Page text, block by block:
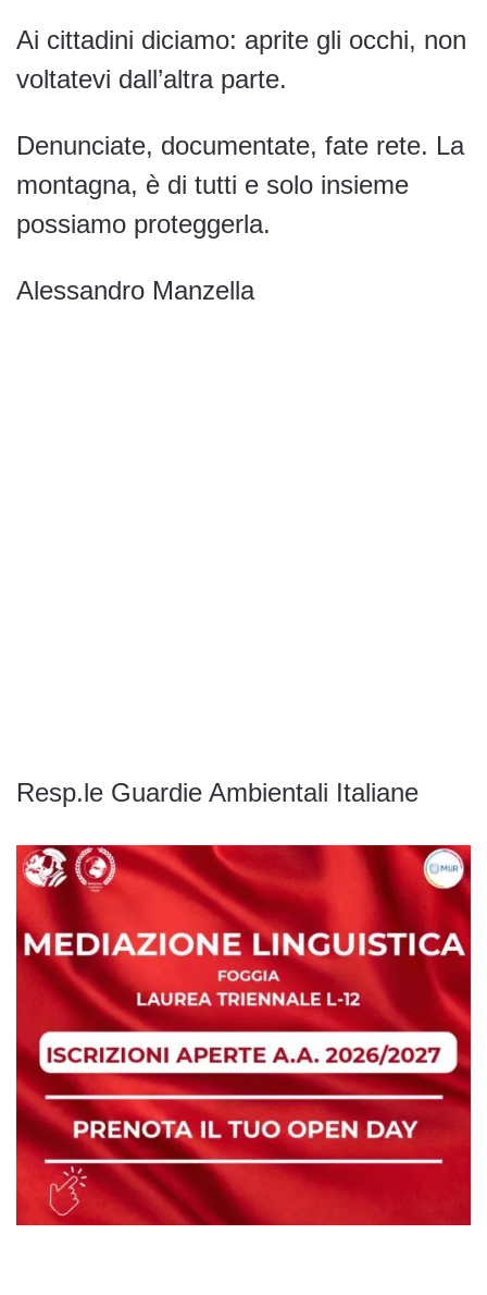
Ai cittadini diciamo: aprite gli occhi, non
voltatevi dall’altra parte.
Denunciate, documentate, fate rete. La
montagna, è di tutti e solo insieme
possiamo proteggerla.
Alessandro Manzella
Resp.le Guardie Ambientali Italiane